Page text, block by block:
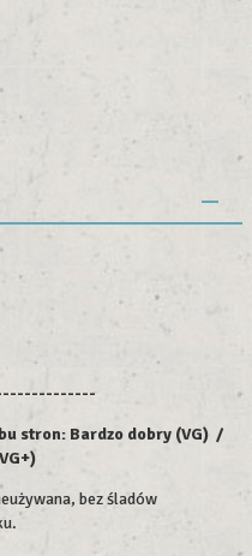
stron: Bardzo dobry (VG) /
bez śladów